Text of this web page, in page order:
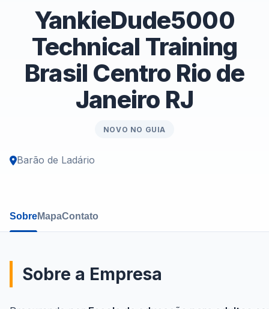
YankieDude5000
Technical Training
Brasil Centro Rio de
Janeiro RJ
NOVO NO GUIA
Barão de Ladário
SobreMapaContato
Sobre a Empresa